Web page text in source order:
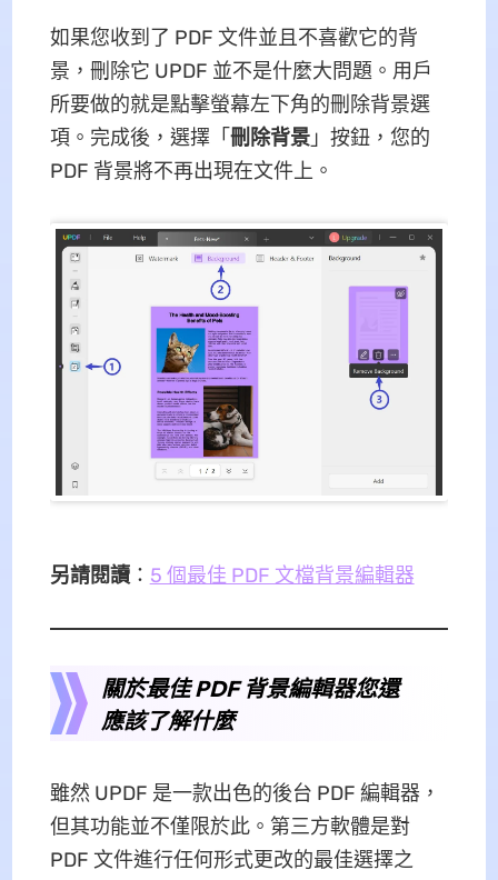
如果您收到了 PDF 文件並且不喜歡它的背
景，刪除它 UPDF 並不是什麼大問題。用戶
所要做的就是點擊螢幕左下角的刪除背景選
項。完成後，選擇「 刪除背景」按鈕，您的
PDF 背景將不再出現在文件上。
另請閱讀： 5 個最佳 PDF 文檔背景編輯器
關於最佳 PDF 背景編輯器您還
應該了解什麼
雖然 UPDF 是一款出色的後台 PDF 編輯器，
但其功能並不僅限於此。第三方軟體是對
PDF 文件進行任何形式更改的最佳選擇之